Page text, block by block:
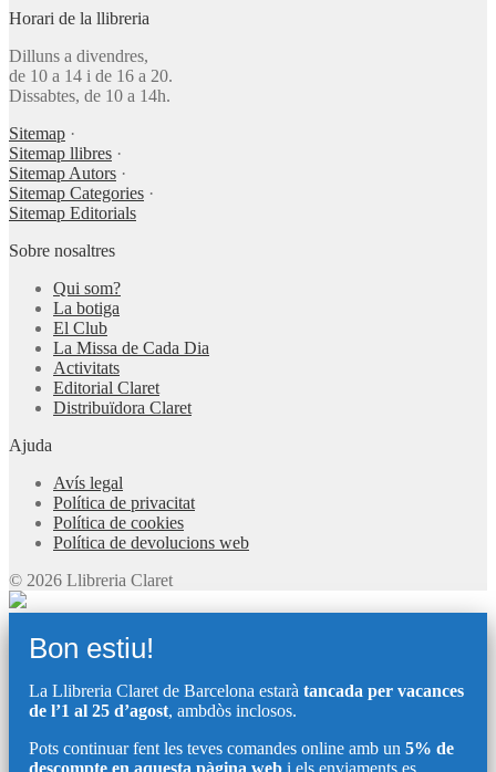
Horari de la llibreria
Dilluns a divendres,
de 10 a 14 i de 16 a 20.
Dissabtes, de 10 a 14h.
Sitemap ·
Sitemap llibres ·
Sitemap Autors ·
Sitemap Categories ·
Sitemap Editorials
Sobre nosaltres
Qui som?
La botiga
El Club
La Missa de Cada Dia
Activitats
Editorial Claret
Distribuïdora Claret
Ajuda
Avís legal
Política de privacitat
Política de cookies
Política de devolucions web
© 2026 Llibreria Claret
Bon estiu!
La Llibreria Claret de Barcelona estarà tancada per vacances
de l’1 al 25 d’agost, ambdòs inclosos.
Pots continuar fent les teves comandes online amb un 5% de
descompte en aquesta pàgina web i els enviaments es